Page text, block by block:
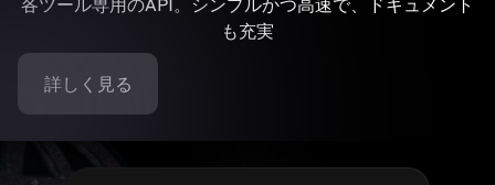
各ツール専用のAPI。シンプルかつ高速で、ドキュメント
も充実
詳しく見る